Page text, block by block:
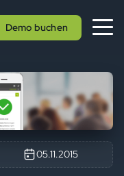
Demo buchen
05.11.2015